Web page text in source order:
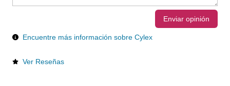
Enviar opinión
Encuentre más información sobre Cylex
Ver Reseñas